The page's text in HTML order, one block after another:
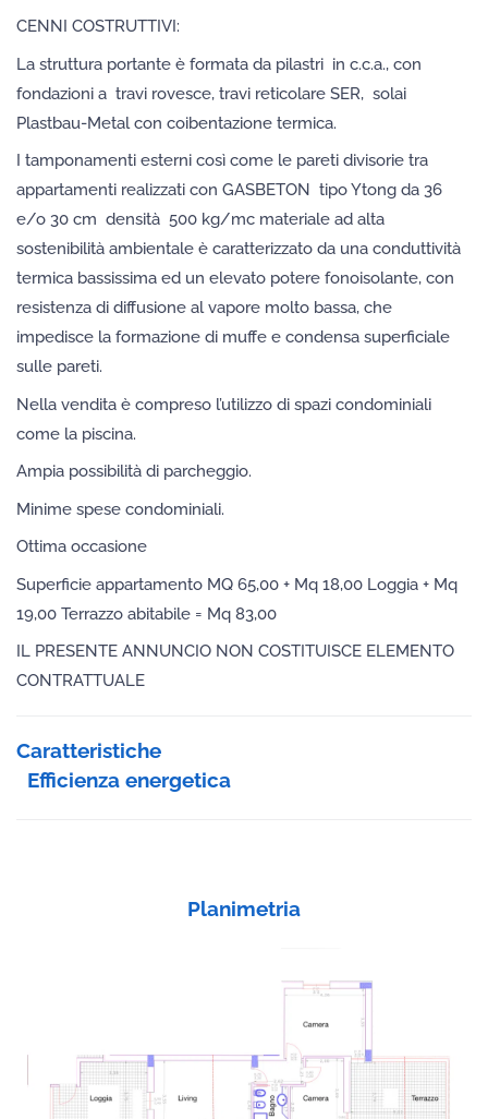
CENNI COSTRUTTIVI:
La struttura portante è formata da pilastri in c.c.a., con
fondazioni a travi rovesce, travi reticolare SER, solai
Plastbau-Metal con coibentazione termica.
I tamponamenti esterni così come le pareti divisorie tra
appartamenti realizzati con GASBETON
tipo Ytong da 36
e/o 30 cm densità 500 kg/mc materiale ad alta
sostenibilità ambientale è caratterizzato da una conduttività
termica bassissima ed un elevato potere fonoisolante, con
resistenza di diffusione al vapore molto bassa, che
impedisce la formazione di muffe e condensa superficiale
sulle pareti.
Nella vendita è compreso l’utilizzo di spazi condominiali
come la piscina.
Ampia possibilità di parcheggio.
Minime spese condominiali.
Ottima occasione
Superficie appartamento MQ 65,00 + Mq 18,00 Loggia + Mq
19,00 Terrazzo abitabile = Mq 83,00
IL PRESENTE ANNUNCIO NON COSTITUISCE ELEMENTO
CONTRATTUALE
Caratteristiche
Efficienza energetica
Planimetria